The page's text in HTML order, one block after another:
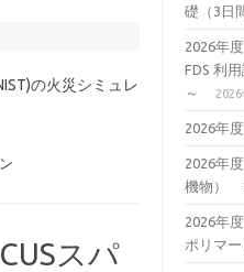
の火災シミュレ
スパ
礎（3日
2026年
FDS 利
～
2026
2026年
2026年
機物）
2026年
ポリマー